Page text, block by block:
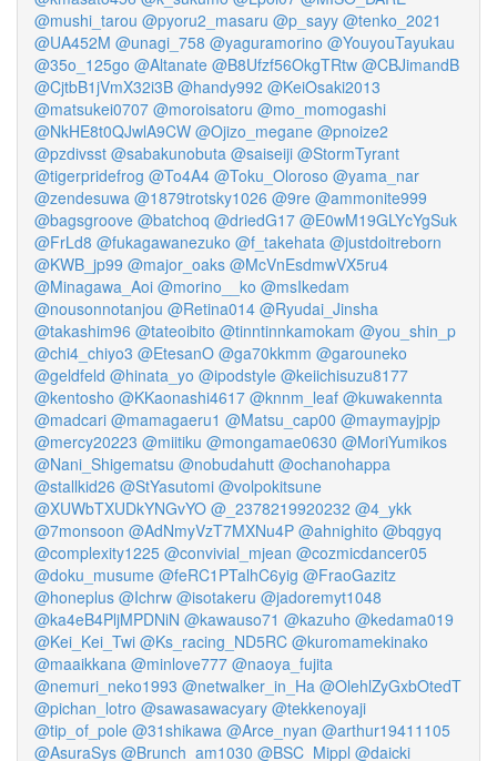
@mushi_tarou @pyoru2_masaru @p_sayy @tenko_2021
@UA452M @unagi_758 @yaguramorino @YouyouTayukau
@35o_125go @Altanate @B8Ufzf56OkgTRtw @CBJimandB
@CjtbB1jVmX32i3B @handy992 @KeiOsaki2013
@matsukei0707 @moroisatoru @mo_momogashi
@NkHE8t0QJwlA9CW @Ojizo_megane @pnoize2
@pzdivsst @sabakunobuta @saiseiji @StormTyrant
@tigerpridefrog @To4A4 @Toku_Oloroso @yama_nar
@zendesuwa @1879trotsky1026 @9re @ammonite999
@bagsgroove @batchoq @driedG17 @E0wM19GLYcYgSuk
@FrLd8 @fukagawanezuko @f_takehata @justdoitreborn
@KWB_jp99 @major_oaks @McVnEsdmwVX5ru4
@Minagawa_Aoi @morino__ko @msIkedam
@nousonnotanjou @Retina014 @Ryudai_Jinsha
@takashim96 @tateoibito @tinntinnkamokam @you_shin_p
@chi4_chiyo3 @EtesanO @ga70kkmm @garouneko
@geldfeld @hinata_yo @ipodstyle @keiichisuzu8177
@kentosho @KKaonashi4617 @knnm_leaf @kuwakennta
@madcari @mamagaeru1 @Matsu_cap00 @maymayjpjp
@mercy20223 @miitiku @mongamae0630 @MoriYumikos
@Nani_Shigematsu @nobudahutt @ochanohappa
@stallkid26 @StYasutomi @volpokitsune
@XUWbTXUDkYNGvYO @_2378219920232 @4_ykk
@7monsoon @AdNmyVzT7MXNu4P @ahnighito @bqgyq
@complexity1225 @convivial_mjean @cozmicdancer05
@doku_musume @feRC1PTalhC6yig @FraoGazitz
@honeplus @Ichrw @isotakeru @jadoremyt1048
@ka4eB4PljMPDNiN @kawauso71 @kazuho @kedama019
@Kei_Kei_Twi @Ks_racing_ND5RC @kuromamekinako
@maaikkana @minlove777 @naoya_fujita
@nemuri_neko1993 @netwalker_in_Ha @OlehlZyGxbOtedT
@pichan_lotro @sawasawacyary @tekkenoyaji
@tip_of_pole @31shikawa @Arce_nyan @arthur19411105
@AsuraSys @Brunch_am1030 @BSC_Mippl @daicki